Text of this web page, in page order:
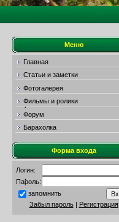
Меню
Главная
Статьи и заметки
Фотогалерея
Фильмы и ролики
Форум
Барахолка
Форма входа
Логин:
Пароль:
запомнить
Забыл пароль| Регистрация